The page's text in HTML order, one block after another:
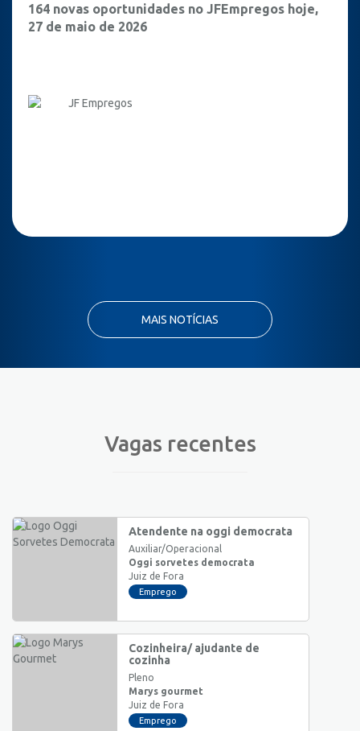
164 novas oportunidades no JFEmpregos hoje,
27 de maio de 2026
JF Empregos
MAIS NOTÍCIAS
Vagas recentes
Atendente na oggi democrata
Auxiliar/Operacional
Oggi sorvetes democrata
Juiz de Fora
Emprego
Cozinheira/ ajudante de
cozinha
Pleno
Marys gourmet
Juiz de Fora
Emprego